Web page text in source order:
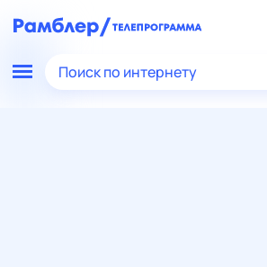
Поиск по интернету